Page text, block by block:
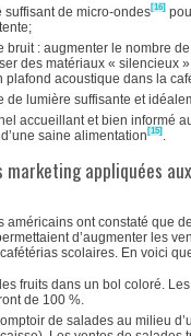
suffisant de micro-ondes[16]
bruit : augmenter le nombre
des matériaux « silencieux
plafond acoustique dans la
de lumière suffisante et
accueillant et bien informé
saine alimentation [15] .
marketing appliquées
américains ont constaté que
d’augmenter les
scolaires. En voici
fruits dans un bol coloré.
de 100 %.
de salades au milieu